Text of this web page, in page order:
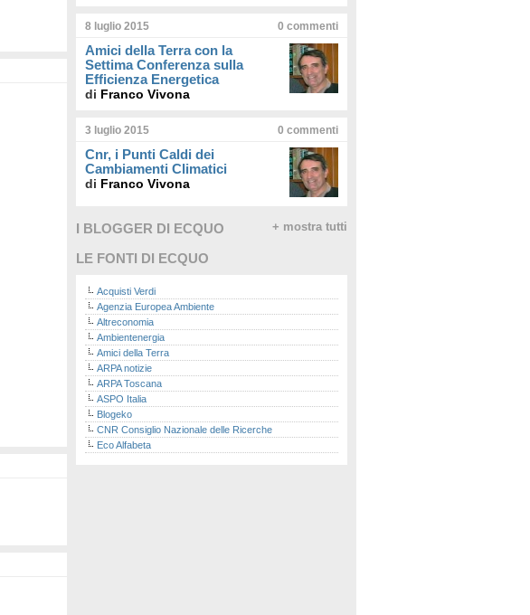
8 luglio 2015 0 commenti
Amici della Terra con la
Settima Conferenza sulla
Efficienza Energetica
di Franco Vivona
3 luglio 2015 0 commenti
Cnr, i Punti Caldi dei
Cambiamenti Climatici
di Franco Vivona
I BLOGGER DI ECQUO + mostra tutti
LE FONTI DI ECQUO
Acquisti Verdi
Agenzia Europea Ambiente
Altreconomia
Ambientenergia
Amici della Terra
ARPA notizie
ARPA Toscana
ASPO Italia
Blogeko
CNR Consiglio Nazionale delle Ricerche
Eco Alfabeta